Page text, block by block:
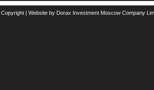
| Website by Dorax Investment Moscow Company